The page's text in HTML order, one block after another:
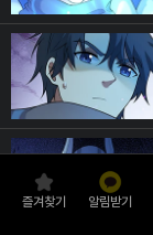
즐겨찾기 알림받기